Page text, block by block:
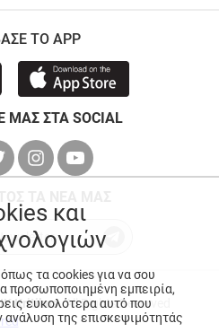
ΤΟ APP
ΣΤΑ SOCIAL
Kritikos. All Rights Reserved
και
τα cookies για να σου
προσωποποιημένη εμπειρία,
ευκολότερα αυτό που
ανάλυση της επισκεψιμότητάς